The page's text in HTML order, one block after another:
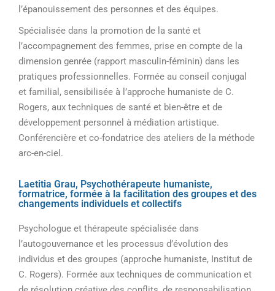
l’épanouissement des personnes et des équipes.
Spécialisée dans la promotion de la santé et
l’accompagnement des femmes, prise en compte de la
dimension genrée (rapport masculin-féminin) dans les
pratiques professionnelles. Formée au conseil conjugal
et familial, sensibilisée à l’approche humaniste de C.
Rogers, aux techniques de santé et bien-être et de
développement personnel à médiation artistique.
Conférencière et co-fondatrice des ateliers de la méthode
arc-en-ciel.
Laetitia Grau, Psychothérapeute humaniste,
formatrice, formée à la facilitation des groupes et des
changements individuels et collectifs
Psychologue et thérapeute spécialisée dans
l’autogouvernance et les processus d’évolution des
individus et des groupes (approche humaniste, Institut de
C. Rogers). Formée aux techniques de communication et